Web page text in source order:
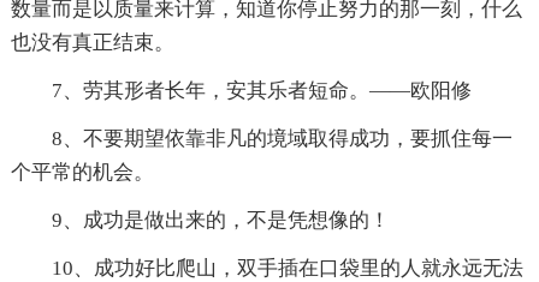
数量而是以质量来计算，知道你停止努力的那一刻，什么
也没有真正结束。
7、劳其形者长年，安其乐者短命。——欧阳修
8、不要期望依靠非凡的境域取得成功，要抓住每一
个平常的机会。
9、成功是做出来的，不是凭想像的！
10、成功好比爬山，双手插在口袋里的人就永远无法